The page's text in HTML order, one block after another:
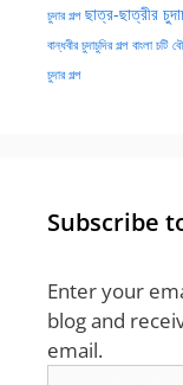
চুদার গল্প ছাত্র-ছাত্রীর
বান্ধবীর চুদাচুদির গল্প বাংলা চটি
চুদার গল্প
Subscribe
Enter your
blog and
email.